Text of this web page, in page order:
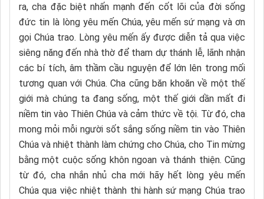
ra, cha đặc biệt nhấn mạnh đến cốt lõi của đời sống
đức tin là lòng yêu mến Chúa, yêu mến sứ mạng và ơn
gọi Chúa trao. Lòng yêu mến ấy được diễn tả qua việc
siêng năng đến nhà thờ để tham dự thánh lễ, lãnh nhận
các bí tích, âm thầm cầu nguyện để lớn lên trong mối
tương quan với Chúa. Cha cũng băn khoăn về một thế
giới mà chúng ta đang sống, một thế giới dần mất đi
niềm tin vào Thiên Chúa và cảm thức về tội. Từ đó, cha
mong mỏi mỗi người sốt sắng sống niềm tin vào Thiên
Chúa và nhiệt thành làm chứng cho Chúa, cho Tin mừng
bằng một cuộc sống khôn ngoan và thánh thiện. Cũng
từ đó, cha nhắn nhủ cha mới hãy hết lòng yêu mến
Chúa qua việc nhiệt thành thi hành sứ mạng Chúa trao